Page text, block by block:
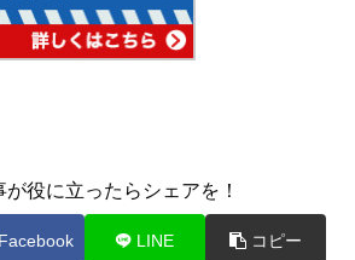
が役に立ったらシェアを！
Facebook LINE コピー